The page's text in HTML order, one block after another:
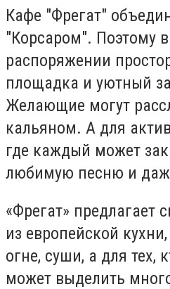
Кафе "Фрегат"
"Корсаром". Поэтому
распоряжении
площадка и уютный
Желающие могут
кальяном. А для
где каждый может
любимую песню и
«Фрегат» предлагает
из европейской
огне, суши, а для тех,
может выделить